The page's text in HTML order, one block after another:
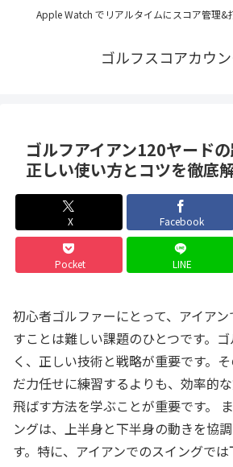
Apple Watch でリアルタイムにスコア管理&
ゴルフスコアカウ
ゴルフアイアン120ヤードの
正しい使い方とコツを徹底
X Facebook
Pocket LINE
初心者ゴルファーにとって、アイア
すことは難しい課題のひとつです。
く、正しい技術と戦略が重要です。
だ力任せに練習するよりも、効率的
飛ばす方法を学ぶことが重要です。
ングは、上半身と下半身の動きを協
す。特に、アイアンでのスイングで